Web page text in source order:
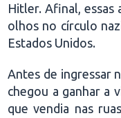
Hitler. Afinal, essas
olhos no círculo
Estados Unidos.
Antes de ingressar
chegou a ganhar a
que vendia nas